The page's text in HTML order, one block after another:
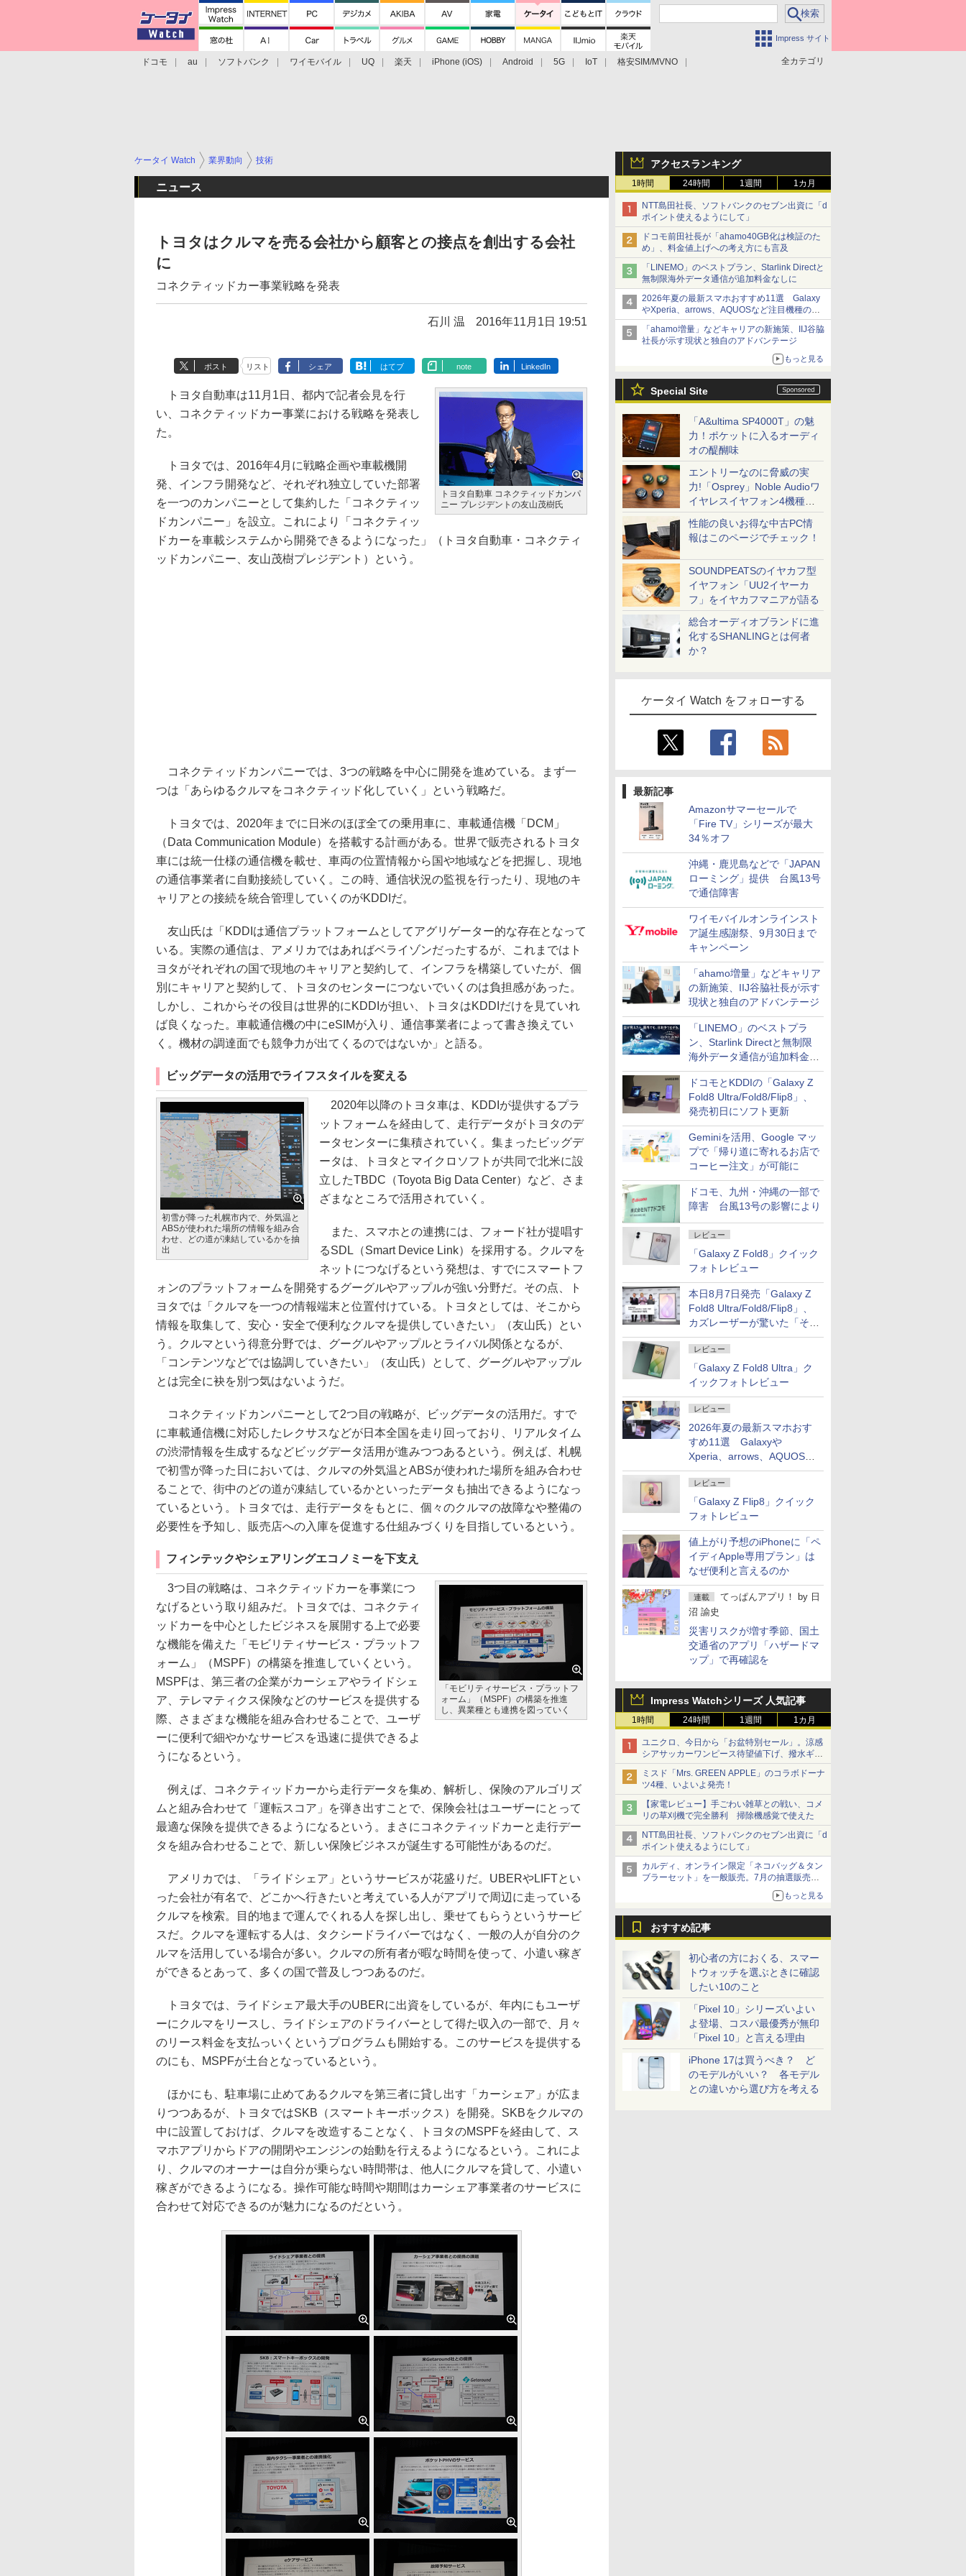
Impress サイト
全カテゴリ
ドコモ au ソフトバンク ワイモバイル UQ 楽天 iPhone (iOS) Android 5G IoT
格安SIM/MVNO
アクセスランキング
1時間 24時間 1週間 1カ月
NTT島田社長、ソフトバンクのセブン出資に「d
ポイント使えるようにして」
ドコモ前田社長が「ahamo40GB化は検証のた
め」、料金値上げへの考え方にも言及
「LINEMO」のベストプラン、Starlink Directと
無制限海外データ通信が追加料金なしに
2026年夏の最新スマホおすすめ11選 Galaxy
やXperia、arrows、AQUOSなど注目機種の特
徴は
「ahamo増量」などキャリアの新施策、IIJ谷脇
社長が示す現状と独自のアドバンテージ
もっと見る
Special Site
「A&ultima SP4000T」の魅
力！ポケットに入るオーディ
オの醍醐味
エントリーなのに脅威の実
力!「Osprey」Noble Audioワ
イヤレスイヤフォン4機種を
一気に聴く
性能の良いお得な中古PC情
報はこのページでチェック！
SOUNDPEATSのイヤカフ型
イヤフォン「UU2イヤーカ
フ」をイヤカフマニアが語る
総合オーディオブランドに進
化するSHANLINGとは何者
か？
ケータイ Watch をフォローする
最新記事
Amazonサマーセールで
「Fire TV」シリーズが最大
34％オフ
沖縄・鹿児島などで「JAPAN
ローミング」提供 台風13号
で通信障害
ワイモバイルオンラインスト
ア誕生感謝祭、9月30日まで
キャンペーン
「ahamo増量」などキャリア
の新施策、IIJ谷脇社長が示す
現状と独自のアドバンテージ
「LINEMO」のベストプラ
ン、Starlink Directと無制限
海外データ通信が追加料金な
しに
ドコモとKDDIの「Galaxy Z
Fold8 Ultra/Fold8/Flip8」、
発売初日にソフト更新
Geminiを活用、Google マッ
プで「帰り道に寄れるお店で
コーヒー注文」が可能に
ドコモ、九州・沖縄の一部で
障害 台風13号の影響により
レビュー
「Galaxy Z Fold8」クイック
フォトレビュー
本日8月7日発売「Galaxy Z
Fold8 Ultra/Fold8/Flip8」、
カズレーザーが驚いた「そば
屋のメニュー並みの薄さ」
レビュー
「Galaxy Z Fold8 Ultra」ク
イックフォトレビュー
レビュー
2026年夏の最新スマホおす
すめ11選 Galaxyや
Xperia、arrows、AQUOSな
ど注目機種の特徴は
レビュー
「Galaxy Z Flip8」クイック
フォトレビュー
値上がり予想のiPhoneに「ペ
イディApple専用プラン」は
なぜ便利と言えるのか
連載 てっぱんアプリ！ by 日
沼 諭史
災害リスクが増す季節、国土
交通省のアプリ「ハザードマ
ップ」で再確認を
Impress Watchシリーズ 人気記事
1時間 24時間 1週間 1カ月
ユニクロ、今日から「お盆特別セール」。涼感
シアサッカーワンピース待望値下げ、撥水ギア
ショーツは1990円に
ミスド「Mrs. GREEN APPLE」のコラボドーナ
ツ4種、いよいよ発売！
【家電レビュー】手ごわい雑草との戦い、コメ
リの草刈機で完全勝利 掃除機感覚で使えた
NTT島田社長、ソフトバンクのセブン出資に「d
ポイント使えるようにして」
カルディ、オンライン限定「ネコバッグ＆タン
ブラーセット」を一般販売。7月の抽選販売の
もっと見る
おすすめ記事
初心者の方におくる、スマー
トウォッチを選ぶときに確認
したい10のこと
「Pixel 10」シリーズいよい
よ登場、コスパ最優秀が無印
「Pixel 10」と言える理由
iPhone 17は買うべき？ ど
のモデルがいい？ 各モデル
との違いから選び方を考える
ケータイ Watch 業界動向 技術
ニュース
トヨタはクルマを売る会社から顧客との接点を創出する会社
に
コネクティッドカー事業戦略を発表
石川 温 2016年11月1日 19:51
ポスト リスト シェア はてブ note LinkedIn
トヨタ自動車 コネクティッドカンパ
ニー プレジデントの友山茂樹氏
トヨタ自動車は11月1日、都内で記者会見を行
い、コネクティッドカー事業における戦略を発表し
た。
トヨタでは、2016年4月に戦略企画や車載機開
発、インフラ開発など、それぞれ独立していた部署
を一つのカンパニーとして集約した「コネクティッ
ドカンパニー」を設立。これにより「コネクティッ
ドカーを車載システムから開発できるようになった」（トヨタ自動車・コネクティ
ッドカンパニー、友山茂樹プレジデント）という。
コネクティッドカンパニーでは、3つの戦略を中心に開発を進めている。まず一
つは「あらゆるクルマをコネクティッド化していく」という戦略だ。
トヨタでは、2020年までに日米のほぼ全ての乗用車に、車載通信機「DCM」
（Data Communication Module）を搭載する計画がある。世界で販売されるトヨタ
車には統一仕様の通信機を載せ、車両の位置情報から国や地域などを把握し、現地
の通信事業者に自動接続していく。この時、通信状況の監視を行ったり、現地のキ
ャリアとの接続を統合管理していくのがKDDIだ。
友山氏は「KDDIは通信プラットフォームとしてアグリゲーター的な存在となって
いる。実際の通信は、アメリカではあればベライゾンだったするが、これまではト
ヨタがそれぞれの国で現地のキャリアと契約して、インフラを構築していたが、個
別にキャリアと契約して、トヨタのセンターにつないでいくのは負担感があった。
しかし、これからその役目は世界的にKDDIが担い、トヨタはKDDIだけを見ていれ
ば良くなった。車載通信機の中にeSIMが入り、通信事業者によって書き換えてい
く。機材の調達面でも競争力が出てくるのではないか」と語る。
ビッグデータの活用でライフスタイルを変える
初雪が降った札幌市内で、外気温と
ABSが使われた場所の情報を組み合
わせ、どの道が凍結しているかを抽
出
2020年以降のトヨタ車は、KDDIが提供するプラ
ットフォームを経由して、走行データがトヨタのデ
ータセンターに集積されていく。集まったビッグデ
ータは、トヨタとマイクロソフトが共同で北米に設
立したTBDC（Toyota Big Data Center）など、さま
ざまなところで活用されていく。
また、スマホとの連携には、フォード社が提唱す
るSDL（Smart Device Link）を採用する。クルマを
ネットにつなげるという発想は、すでにスマートフ
ォンのプラットフォームを開発するグーグルやアップルが強い分野だ。その点、ト
ヨタでは「クルマを一つの情報端末と位置付けている。トヨタとしては、そこから
情報を取集して、安心・安全で便利なクルマを提供していきたい」（友山氏）とい
う。クルマという得意分野では、グーグルやアップルとライバル関係となるが、
「コンテンツなどでは協調していきたい」（友山氏）として、グーグルやアップル
とは完全に袂を別つ気はないようだ。
コネクティッドカンパニーとして2つ目の戦略が、ビッグデータの活用だ。すで
に車載通信機に対応したレクサスなどが日本全国を走り回っており、リアルタイム
の渋滞情報を生成するなどビッグデータ活用が進みつつあるという。例えば、札幌
で初雪が降った日においては、クルマの外気温とABSが使われた場所を組み合わせ
ることで、街中のどの道が凍結しているかといったデータも抽出できるようになっ
ているという。トヨタでは、走行データをもとに、個々のクルマの故障なや整備の
必要性を予知し、販売店への入庫を促進する仕組みづくりを目指しているという。
フィンテックやシェアリングエコノミーを下支え
「モビリティサービス・プラットフ
ォーム」（MSPF）の構築を推進
し、異業種とも連携を図っていく
3つ目の戦略は、コネクティッドカーを事業につ
なげるという取り組みだ。トヨタでは、コネクティ
ッドカーを中心としたビジネスを展開する上で必要
な機能を備えた「モビリティサービス・プラットフ
ォーム」（MSPF）の構築を推進していくという。
MSPFは、第三者の企業がカーシェアやライドシェ
ア、テレマティクス保険などのサービスを提供する
際、さまざまな機能を組み合わせることで、ユーザ
ーに便利で細やかなサービスを迅速に提供できるよ
うになるという。
例えば、コネクティッドカーから走行データを集め、解析し、保険のアルゴリズ
ムと組み合わせて「運転スコア」を弾き出すことで、保険会社はユーザーにとって
最適な保険を提供できるようになるという。まさにコネクティッドカーと走行デー
タを組み合わせることで、新しい保険ビジネスが誕生する可能性があるのだ。
アメリカでは、「ライドシェア」というサービスが花盛りだ。UBERやLIFTとい
った会社が有名で、どこかへ行きたいと考えている人がアプリで周辺に走っている
クルマを検索。目的地まで運んでくれる人を探し出し、乗せてもらうというサービ
スだ。クルマを運転する人は、タクシードライバーではなく、一般の人が自分のク
ルマを活用している場合が多い。クルマの所有者が暇な時間を使って、小遣い稼ぎ
ができるとあって、多くの国で普及しつつあるのだ。
トヨタでは、ライドシェア最大手のUBERに出資をしているが、年内にもユーザ
ーにクルマをリースし、ライドシェアのドライバーとして得た収入の一部で、月々
のリース料金を支払っいくというプログラムも開始する。このサービスを提供する
のにも、MSPFが土台となっているという。
ほかにも、駐車場に止めてあるクルマを第三者に貸し出す「カーシェア」が広ま
りつつあるが、トヨタではSKB（スマートキーボックス）を開発。SKBをクルマの
中に設置しておけば、クルマを改造することなく、トヨタのMSPFを経由して、ス
マホアプリからドアの開閉やエンジンの始動を行えるようになるという。これによ
り、クルマのオーナーは自分が乗らない時間帯は、他人にクルマを貸して、小遣い
稼ぎができるようになる。操作可能な時間や期間はカーシェア事業者のサービスに
合わせて対応できるのが魅力になるのだという。